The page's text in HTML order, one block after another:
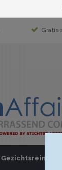
Gratis
Gezichtsreiniging